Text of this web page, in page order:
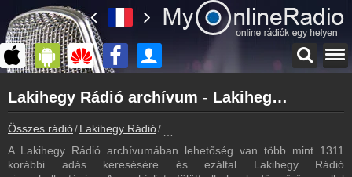
myonlineradio.hu
Lakihegy Rádió
Vissza a Lakihegy Rádió oldalára
Bejelentkezés
Lakihegy Rádió archívum - Lakihegy Rádió podcasts - Lakihegy Rádió visszahallgatás
Összes rádió Lakihegy Rádió
A Lakihegy Rádió archívumában lehetőség van több mint 1311
korábbi adás keresésére és ezáltal Lakihegy Rádió